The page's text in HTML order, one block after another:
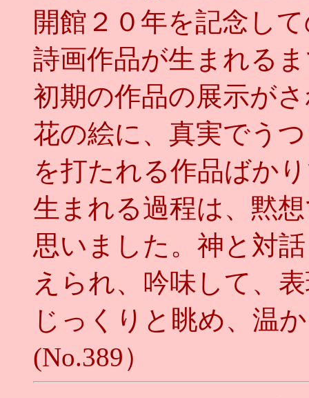
開館２０年を記念し
詩画作品が生まれる
初期の作品の展示が
花の絵に、真実でう
を打たれる作品ばか
生まれる過程は、黙
思いました。神と対
えられ、吟味して、
じっくりと眺め、温
(No.389）